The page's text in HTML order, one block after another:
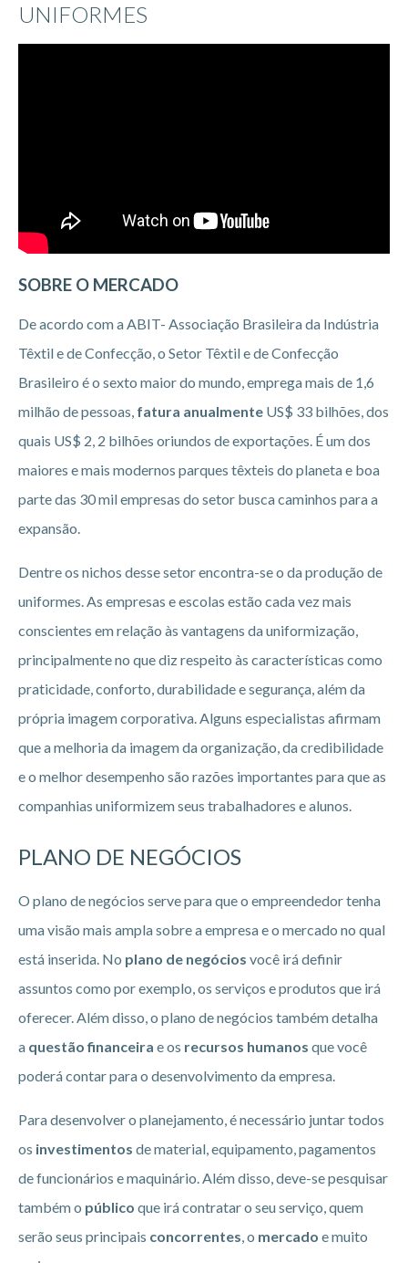
UNIFORMES
SOBRE O MERCADO
De acordo com a ABIT- Associação Brasileira da Indústria
Têxtil e de Confecção, o Setor Têxtil e de Confecção
Brasileiro é o sexto maior do mundo, emprega mais de 1,6
milhão de pessoas, fatura anualmente US$ 33 bilhões, dos
quais US$ 2, 2 bilhões oriundos de exportações. É um dos
maiores e mais modernos parques têxteis do planeta e boa
parte das 30 mil empresas do setor busca caminhos para a
expansão.
Dentre os nichos desse setor encontra-se o da produção de
uniformes. As empresas e escolas estão cada vez mais
conscientes em relação às vantagens da uniformização,
principalmente no que diz respeito às características como
praticidade, conforto, durabilidade e segurança, além da
própria imagem corporativa. Alguns especialistas afirmam
que a melhoria da imagem da organização, da credibilidade
e o melhor desempenho são razões importantes para que as
companhias uniformizem seus trabalhadores e alunos.
PLANO DE NEGÓCIOS
O plano de negócios serve para que o empreendedor tenha
uma visão mais ampla sobre a empresa e o mercado no qual
está inserida. No plano de negócios você irá definir
assuntos como por exemplo, os serviços e produtos que irá
oferecer. Além disso, o plano de negócios também detalha
a questão financeira e os recursos humanos que você
poderá contar para o desenvolvimento da empresa.
Para desenvolver o planejamento, é necessário juntar todos
os investimentos de material, equipamento, pagamentos
de funcionários e maquinário. Além disso, deve-se pesquisar
também o público que irá contratar o seu serviço, quem
serão seus principais concorrentes , o mercado e muito